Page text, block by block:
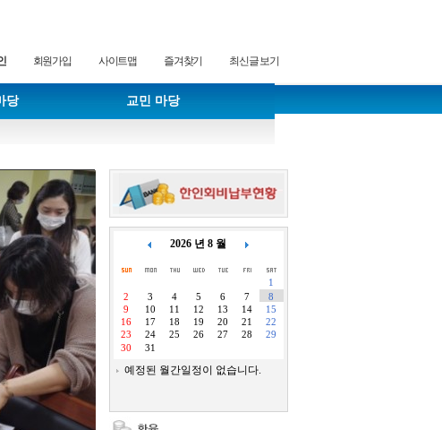
회원가입 사이트맵 즐겨찾기 최신글 보기
당 교민 마당
2026 년 8 월
1
2
3 4 5 6 7
8
9
10 11 12 13 14
15
16
17 18 19 20 21
22
23
24 25 26 27 28
29
30
31
예정된 월간일정이 없습니다.